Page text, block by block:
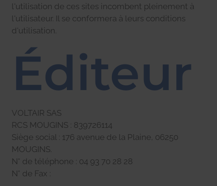
l'utilisation de ces sites incombent pleinement à
l'utilisateur. Il se conformera à leurs conditions
d'utilisation.
Éditeur
VOLTAIR SAS
RCS MOUGINS : 839726114
Siège social : 176 avenue de la Plaine, 06250
MOUGINS.
N° de téléphone : 04 93 70 28 28
N° de Fax :